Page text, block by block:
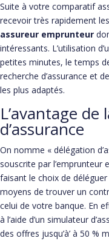
Suite à votre comparatif
recevoir très rapidement
assureur emprunteur
intéressants. L’utilisation
petites minutes, le temps
recherche d’assurance et
les plus adaptés.
L’avantage
d’assurance
On nomme « délégation
souscrite par l’emprunteur
faisant le choix de
moyens de trouver un
celui de votre banque. En
à l’aide d’un simulateur
des offres jusqu’à’ à 50 %